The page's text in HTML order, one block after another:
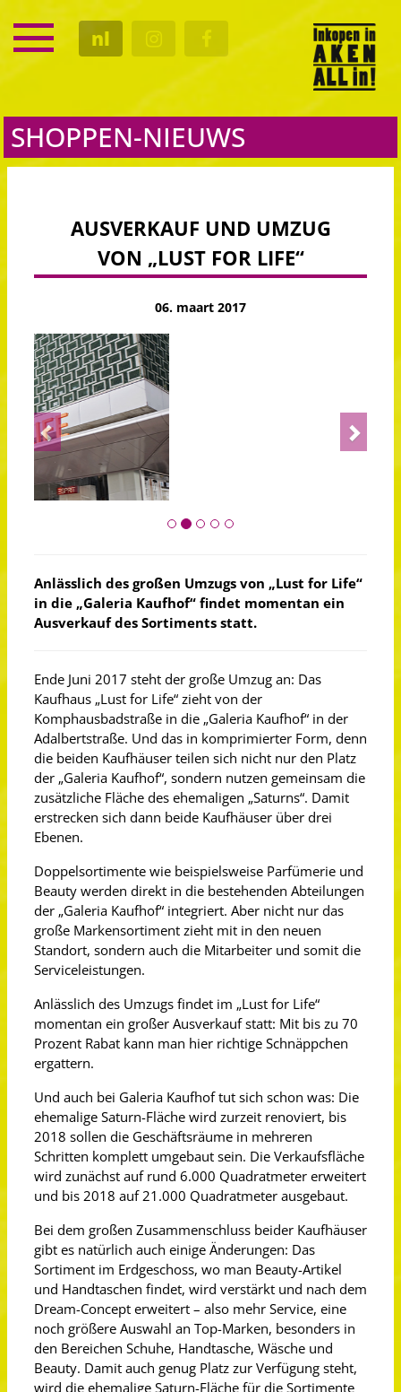
nl
SERVICE
KALENDER
SHOPPEN-NIEUWS
AUSVERKAUF UND UMZUG
VON „LUST FOR LIFE“
06. maart 2017
Previous Next
Anlässlich des großen Umzugs von „Lust for Life“
in die „Galeria Kaufhof“ findet momentan ein
Ausverkauf des Sortiments statt.
Ende Juni 2017 steht der große Umzug an: Das
Kaufhaus „Lust for Life“ zieht von der
Komphausbadstraße in die „Galeria Kaufhof“ in der
Adalbertstraße. Und das in komprimierter Form, denn
die beiden Kaufhäuser teilen sich nicht nur den Platz
der „Galeria Kaufhof“, sondern nutzen gemeinsam die
zusätzliche Fläche des ehemaligen „Saturns“. Damit
erstrecken sich dann beide Kaufhäuser über drei
Ebenen.
Doppelsortimente wie beispielsweise Parfümerie und
Beauty werden direkt in die bestehenden Abteilungen
der „Galeria Kaufhof“ integriert. Aber nicht nur das
große Markensortiment zieht mit in den neuen
Standort, sondern auch die Mitarbeiter und somit die
Serviceleistungen.
Anlässlich des Umzugs findet im „Lust for Life“
momentan ein großer Ausverkauf statt: Mit bis zu 70
Prozent Rabat kann man hier richtige Schnäppchen
ergattern.
Und auch bei Galeria Kaufhof tut sich schon was: Die
ehemalige Saturn-Fläche wird zurzeit renoviert, bis
2018 sollen die Geschäftsräume in mehreren
Schritten komplett umgebaut sein. Die Verkaufsfläche
wird zunächst auf rund 6.000 Quadratmeter erweitert
und bis 2018 auf 21.000 Quadratmeter ausgebaut.
Bei dem großen Zusammenschluss beider Kaufhäuser
gibt es natürlich auch einige Änderungen: Das
Sortiment im Erdgeschoss, wo man Beauty-Artikel
und Handtaschen findet, wird verstärkt und nach dem
Dream-Concept erweitert – also mehr Service, eine
noch größere Auswahl an Top-Marken, besonders in
den Bereichen Schuhe, Handtasche, Wäsche und
Beauty. Damit auch genug Platz zur Verfügung steht,
wird die ehemalige Saturn-Fläche für die Sortimente